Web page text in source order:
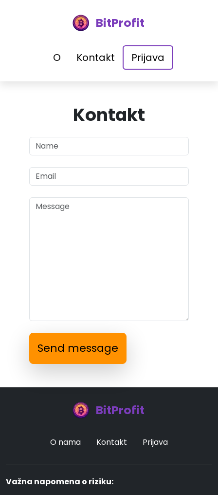
BitProfit
O Kontakt Prijava
Kontakt
Send message
BitProfit
O nama Kontakt Prijava
Važna napomena o riziku: